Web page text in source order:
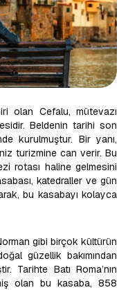
olan Cefalu, mütevazı
Beldenin tarihi son
kurulmuştur. Bir yanı,
turizmine can verir. Bu
rotası haline gelmesini
katedraller ve gün
bu kasabayı kolayca
gibi birçok kültürün
güzellik bakımından
Tarihte Batı Roma’nın
olan bu kasaba, 858